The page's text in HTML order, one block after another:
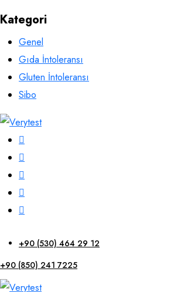
Kategori
Genel
Gıda İntoleransı
Gluten İntoleransı
Sibo
+90 (530) 464 29 12
+90 (850) 241 7225